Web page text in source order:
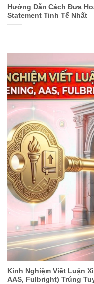
Hướng Dẫn Cách Đưa
Statement Tinh Tế Nhất
Kinh Nghiệm Viết Luận
AAS, Fulbright) Trúng